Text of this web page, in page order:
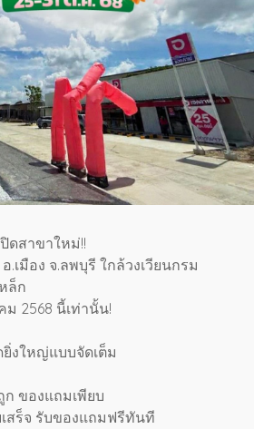
ดสาขาใหม่!!
มือง จ.ลพบุรี ใกล้วงเวียนกรม
ล็ก
ม 2568 นี้เท่านั้น!
งใหญ่แบบจัดเต็ม
ของแถมเพียบ
สร็จ รับของแถมฟรีทันที